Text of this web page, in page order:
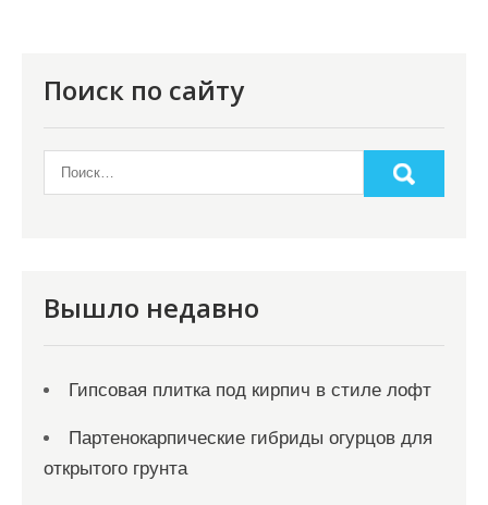
Поиск по сайту
Вышло недавно
Гипсовая плитка под кирпич в стиле лофт
Партенокарпические гибриды огурцов для
открытого грунта